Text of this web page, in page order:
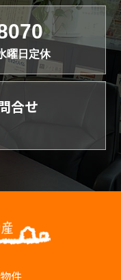
曜日定休
合せ
件